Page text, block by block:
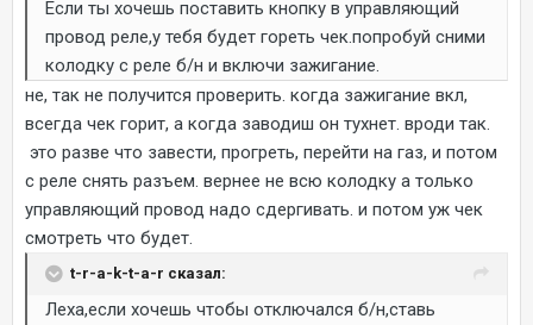
Если ты хочешь поставить кнопку в управляющий
провод реле,у тебя будет гореть чек.попробуй сними
колодку с реле б/н и включи зажигание.
не, так не получится проверить. когда зажигание вкл,
всегда чек горит, а когда заводиш он тухнет. вроди так.
это разве что завести, прогреть, перейти на газ, и потом
с реле снять разъем. вернее не всю колодку а только
управляющий провод надо сдергивать. и потом уж чек
смотреть что будет.
t-r-a-k-t-a-r сказал:
Леха,если хочешь чтобы отключался б/н,ставь